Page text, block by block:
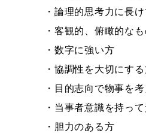
・論理的思考力に長
・客観的、俯瞰的な
・数字に強い方
・協調性を大切にす
・目的志向で物事を
・当事者意識を持っ
・胆力のある方